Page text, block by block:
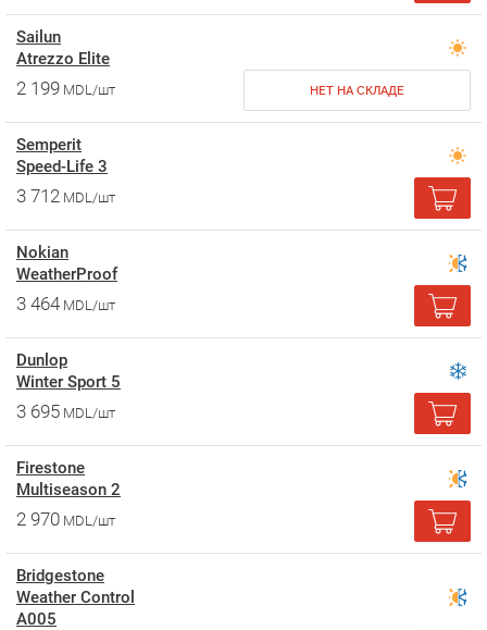
Sailun
Atrezzo Elite
2 199 MDL/шт НЕТ НА СКЛАДЕ
Semperit
Speed-Life 3
3 712 MDL/шт
Nokian
WeatherProof
3 464 MDL/шт
Dunlop
Winter Sport 5
3 695 MDL/шт
Firestone
Multiseason 2
2 970 MDL/шт
Bridgestone
Weather Control
A005